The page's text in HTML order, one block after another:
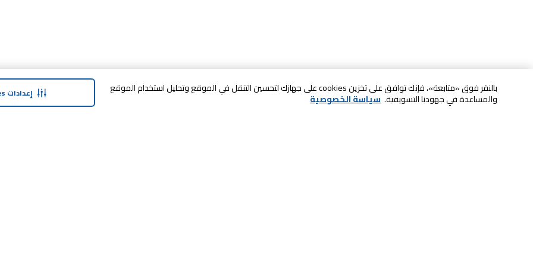
بالنقر فوق «متابعة»، فإنك توافق على تخزين cookies على جهازك لتحسين التنقل في الموقع وتحليل استخدام الموقع
والمساعدة في جهودنا التسويقية. سياسة الخصوصية إعدادات Cookies